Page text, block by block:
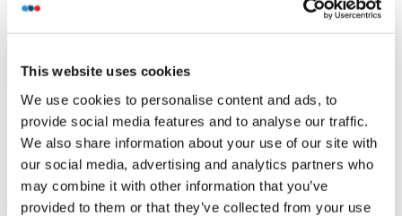
This website uses cookies
We use cookies to personalise content and ads, to
provide social media features and to analyse our traffic.
We also share information about your use of our site with
our social media, advertising and analytics partners who
may combine it with other information that you’ve
provided to them or that they’ve collected from your use
Volume d'échantillon
Plaque
Pre-coated
Restrictions
For Research Use only